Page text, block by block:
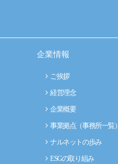
企業情報
ご挨拶
経営理念
企業概要
事業拠点（事務所一覧）
ナルネットの歩み
ESGの取り組み